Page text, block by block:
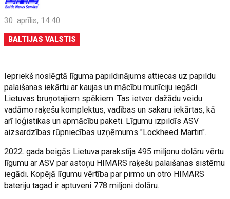
30. aprīlis, 14:40
BALTIJAS VALSTIS
Iepriekš noslēgtā līguma papildinājums attiecas uz papildu
palaišanas iekārtu ar kaujas un mācību munīciju iegādi
Lietuvas bruņotajiem spēkiem. Tas ietver dažādu veidu
vadāmo raķešu komplektus, vadības un sakaru iekārtas, kā
arī loģistikas un apmācību paketi. Līgumu izpildīs ASV
aizsardzības rūpniecības uzņēmums "Lockheed Martin".
2022. gada beigās Lietuva parakstīja 495 miljonu dolāru vērtu
līgumu ar ASV par astoņu HIMARS raķešu palaišanas sistēmu
iegādi. Kopējā līgumu vērtība par pirmo un otro HIMARS
bateriju tagad ir aptuveni 778 miljoni dolāru.